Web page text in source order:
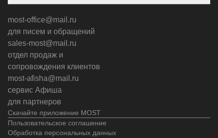
Скачайте приложение MOST
most-office@mail.ru
для писем и обращений
sales-most@mail.ru
отдел продаж и
сопровождения клиентов
most-afisha@mail.ru
сервис Афиша
для партнеров
Пользовательское соглашение
Обработка персональных данных